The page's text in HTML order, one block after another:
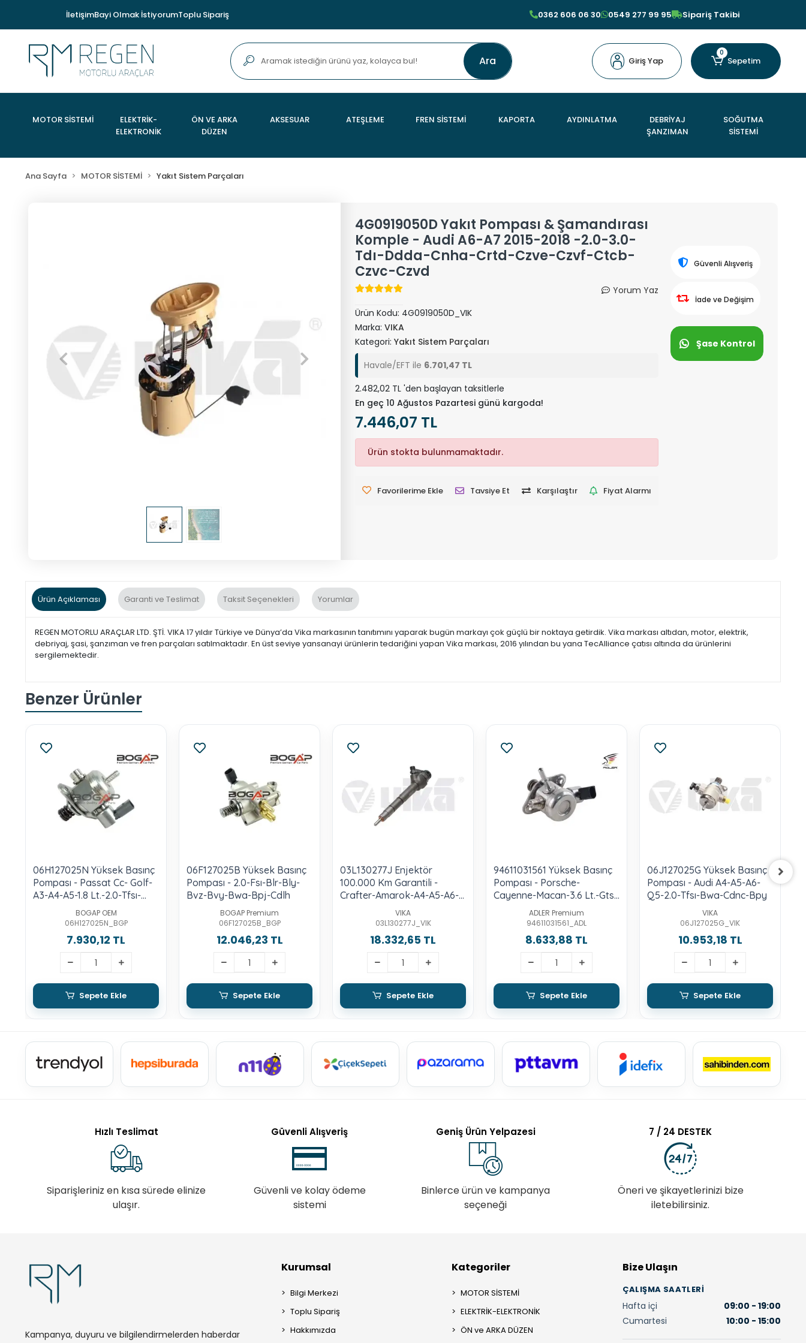
İletişimBayi Olmak İstiyorumToplu Sipariş 0362 606 06 30 0549 277 99 95 Sipariş Takibi
Ara Giriş Yap
0
Sepetim
MOTOR SİSTEMİ
ELEKTRİK-
ELEKTRONİK
ÖN VE ARKA
DÜZEN
AKSESUAR ATEŞLEME FREN SİSTEMİ KAPORTA AYDINLATMA
DEBRİYAJ
ŞANZIMAN
SOĞUTMA
SİSTEMİ
Ana Sayfa MOTOR SİSTEMİ Yakıt Sistem Parçaları
4G0919050D Yakıt Pompası & Şamandırası
Komple - Audi A6-A7 2015-2018 -2.0-3.0-
Tdı-Ddda-Cnha-Crtd-Czve-Czvf-Ctcb-
Czvc-Czvd
Yorum Yaz
Ürün Kodu: 4G0919050D_VIK
Marka: VIKA
Kategori: Yakıt Sistem Parçaları
Havale/EFT ile 6.701,47 TL
2.482,02 TL 'den başlayan taksitlerle
En geç 10 Ağustos Pazartesi günü kargoda!
7.446,07 TL
Ürün stokta bulunmamaktadır.
Favorilerime Ekle Tavsiye Et Karşılaştır Fiyat Alarmı
Güvenli Alışveriş
İade ve Değişim
Şase Kontrol
Ürün Açıklaması Garanti ve Teslimat Taksit Seçenekleri Yorumlar
REGEN MOTORLU ARAÇLAR LTD. ŞTİ. VIKA 17 yıldır Türkiye ve Dünya’da Vika markasının tanıtımını yaparak bugün markayı çok güçlü bir noktaya getirdik. Vika markası altıdan, motor, elektrik,
debriyaj, şasi, şanzıman ve fren parçaları satılmaktadır. En üst seviye yansanayi ürünlerin tedariğini yapan Vika markası, 2016 yılından bu yana TecAlliance çatısı altında da ürünlerini
sergilemektedir.
Benzer Ürünler
06H127025N Yüksek Basınç
Pompası - Passat Cc- Golf-
A3-A4-A5-1.8 Lt.-2.0-Tfsı-
Cdaa-Cdab-Bzb
BOGAP OEM
06H127025N_BGP
7.930,12 TL
Sepete Ekle
06F127025B Yüksek Basınç
Pompası - 2.0-Fsı-Blr-Bly-
Bvz-Bvy-Bwa-Bpj-Cdlh
BOGAP Premium
06F127025B_BGP
12.046,23 TL
Sepete Ekle
03L130277J Enjektör
100.000 Km Garantili -
Crafter-Amarok-A4-A5-A6-
2.0-Tdı-Ckub-Cnea-Csha-
Cglc-Cgld
VIKA
03L130277J_VIK
18.332,65 TL
Sepete Ekle
94611031561 Yüksek Basınç
Pompası - Porsche-
Cayenne-Macan-3.6 Lt.-Gts-
3.0-S-3.0-TurboADLER Premium
94611031561_ADL
8.633,88 TL
Sepete Ekle
06J127025G Yüksek Basınç
Pompası - Audi A4-A5-A6-
Q5-2.0-Tfsı-Bwa-Cdnc-Bpy
VIKA
06J127025G_VIK
10.953,18 TL
Sepete Ekle
Hızlı Teslimat
Siparişleriniz en kısa sürede elinize
ulaşır.
Güvenli Alışveriş
Güvenli ve kolay ödeme
sistemi
Geniş Ürün Yelpazesi
Binlerce ürün ve kampanya
seçeneği
7 / 24 DESTEK
Öneri ve şikayetlerinizi bize
iletebilirsiniz.
Kampanya, duyuru ve bilgilendirmelerden haberdar
Kurumsal
Bilgi Merkezi
Toplu Sipariş
Hakkımızda
Kategoriler
MOTOR SİSTEMİ
ELEKTRİK-ELEKTRONİK
ÖN ve ARKA DÜZEN
Bize Ulaşın
ÇALIŞMA SAATLERI
Hafta içi
09:00 - 19:00
Cumartesi
10:00 - 15:00